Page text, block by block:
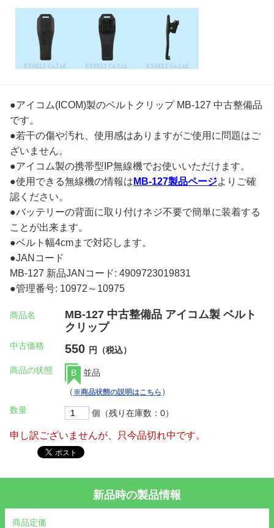
●アイコム(ICOM)製のベルトクリップ MB-127 中古整備品
です。
●若干の傷や汚れ、使用感はありますがご使用に問題はご
ざいません。
●アイコム製の携帯型IP無線機でお使いいただけます。
●使用できる無線機の情報は MB-127製品ページよりご確
認ください。
●バッテリーの背面に取り付けネジ不要で簡単に装着する
ことが出来ます。
●ベルト幅4cmまで対応します。
●JANコード
MB-127 新品JANコード: 4909723019831
●管理番号: 10972～10975
商品名
MB-127 中古整備品 アイコム製 ベルト
クリップ
中古価格 550 円（税込）
商品の状態 B
並品
（ ※商品状態の説明はこちら ）
数量
個（残り在庫数：0）
申し訳ございませんが、只今品切れ中です。
新品時の製品情報
商品定価